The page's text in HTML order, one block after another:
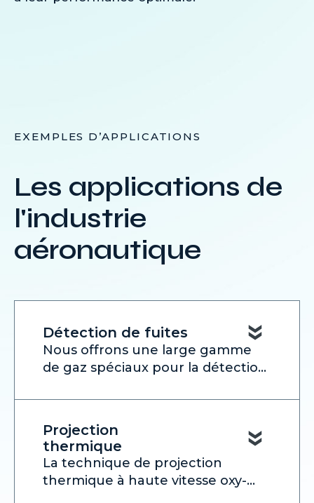
EXEMPLES D’APPLICATIONS
Les applications de
l'industrie
aéronautique
Détection de fuites
Nous offrons une large gamme
de gaz spéciaux pour la détection
notamment des gaz tels que
l'hélium, le néon et l'argon, qui
sont largement utilisés comme
traceurs pour localiser et
identifier les fuites potentielles
dans les systèmes aérospatiaux
Projection
thermique
La technique de projection
thermique à haute vitesse oxy-